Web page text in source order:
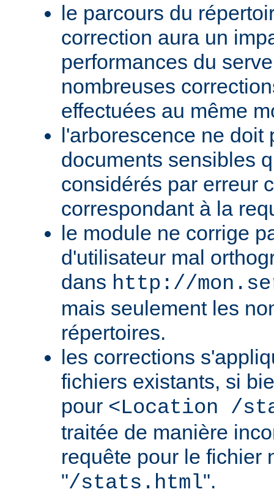
le parcours du
correction aura un
performances du
nombreuses
effectuées au même
l'arborescence ne doit
documents sensibles
considérés par erreur
correspondant à la
le module ne corrige
d'utilisateur mal
dans http://
mais seulement les
répertoires.
les corrections
fichiers existants, si
pour <Location /
traitée de manière
requête pour le fichier
"/stats.html".